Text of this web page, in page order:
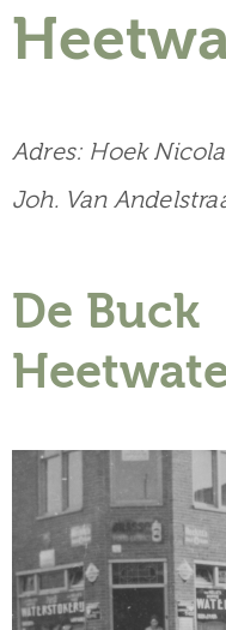
bezoek
Activiteiten
Verhalen
over
Zuilen
Adres: Hoek
Joh. Van
De Buck